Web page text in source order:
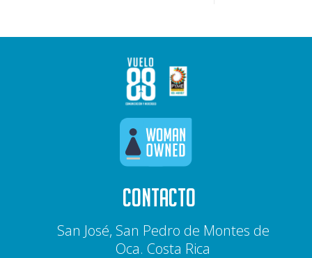
CONTACTO
San José, San Pedro de Montes de
Oca. Costa Rica